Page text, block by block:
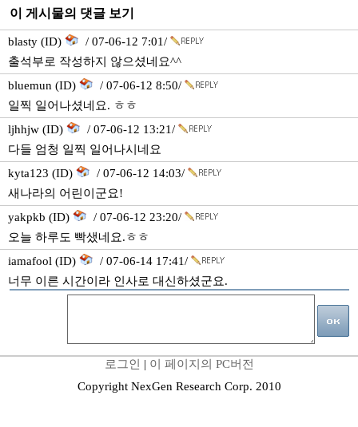
이 게시물의 댓글 보기
blasty (ID)
/ 07-06-12 7:01/
출석부로 작성하지 않으셨네요^^
bluemun (ID)
/ 07-06-12 8:50/
일찍 일어나셨네요. ㅎㅎ
ljhhjw (ID)
/ 07-06-12 13:21/
다들 엄청 일찍 일어나시네요
kyta123 (ID)
/ 07-06-12 14:03/
새나라의 어린이군요!
yakpkb (ID)
/ 07-06-12 23:20/
오늘 하루도 빡샜네요.ㅎㅎ
iamafool (ID)
/ 07-06-14 17:41/
너무 이른 시간이라 인사로 대신하셨군요.
로그인 | 이 페이지의 PC버전
Copyright NexGen Research Corp. 2010